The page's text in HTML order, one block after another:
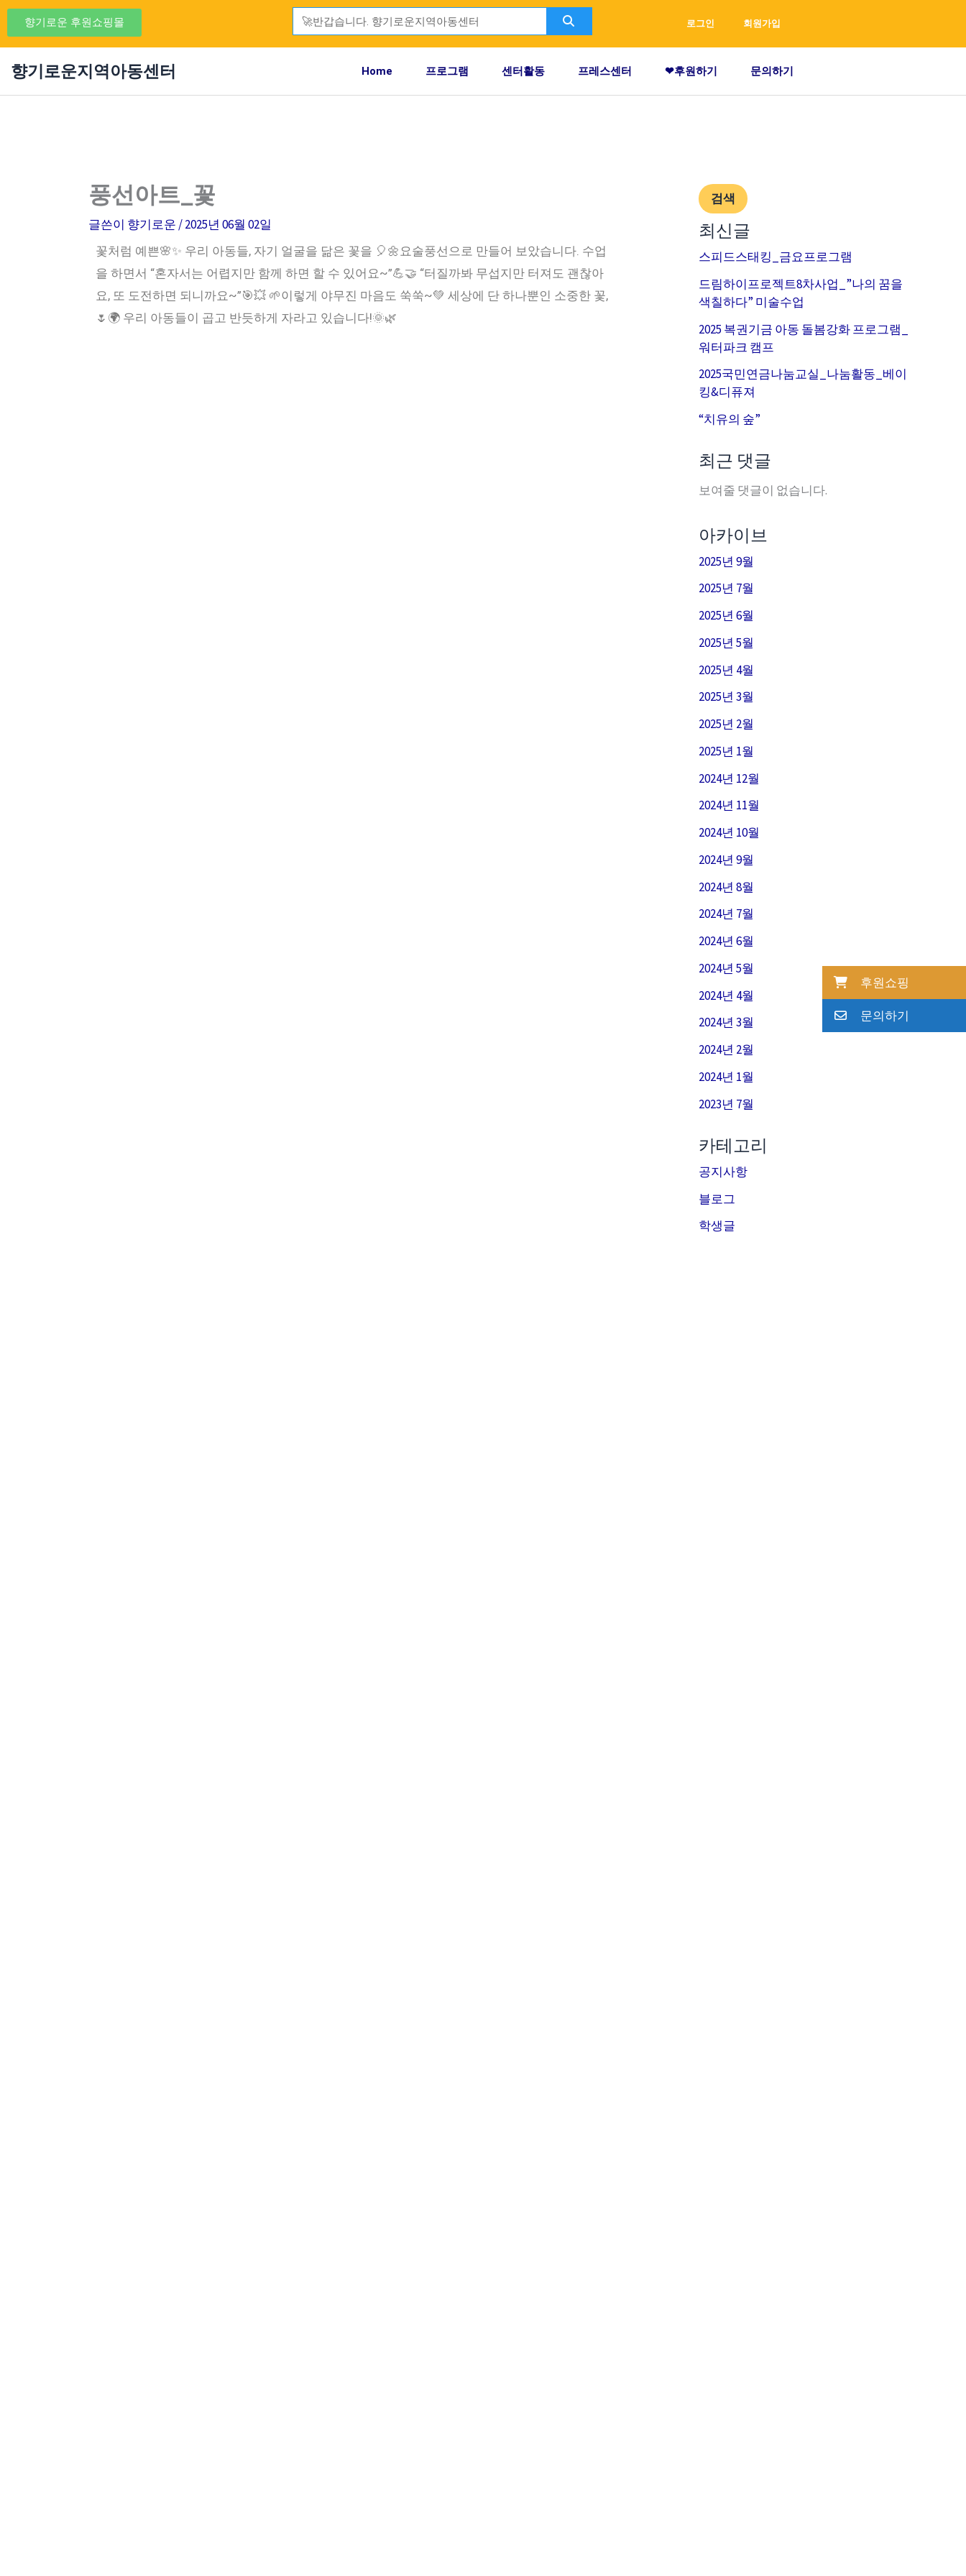
콘
텐
건
향기로운 후원쇼핑몰 Search Search
로그인 회원가입
향기로운지역아동센터 Home 프로그램 센터활동 프레스센터 ❤후원하기 문의하기
풍선아트_꽃
글쓴이 향기로운 /2025년 06월 02일
꽃처럼 예쁜🌸✨ 우리 아동들, 자기 얼굴을 닮은 꽃을 🎈🌼요술풍선으로 만들어 보았습니다. 수업
을 하면서 “혼자서는 어렵지만 함께 하면 할 수 있어요~”💪🤝 “터질까봐 무섭지만 터져도 괜찮아
요, 또 도전하면 되니까요~”🎯💥 🌱이렇게 야무진 마음도 쑥쑥~💚 세상에 단 하나뿐인 소중한 꽃,
🌷🌍 우리 아동들이 곱고 반듯하게 자라고 있습니다!🌞🌿
검색
최신글
스피드스태킹_금요프로그램
드림하이프로젝트8차사업_”나의 꿈을
색칠하다” 미술수업
2025 복권기금 아동 돌봄강화 프로그램_
워터파크 캠프
2025국민연금나눔교실_나눔활동_베이
킹&디퓨져
“치유의 숲”
최근 댓글
보여줄 댓글이 없습니다.
아카이브
2025년 9월
2025년 7월
2025년 6월
2025년 5월
2025년 4월
2025년 3월
2025년 2월
2025년 1월
2024년 12월
2024년 11월
2024년 10월
2024년 9월
2024년 8월
2024년 7월
2024년 6월
2024년 5월
2024년 4월
2024년 3월
2024년 2월
2024년 1월
2023년 7월
카테고리
공지사항
블로그
학생글
후원쇼핑
문의하기